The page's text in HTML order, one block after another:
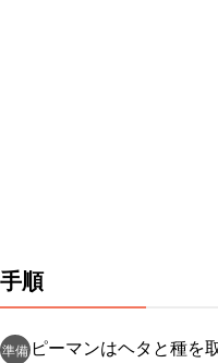
手順
準備 ピーマンはヘタと種を